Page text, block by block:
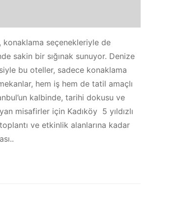
konaklama seçenekleriyle de
sakin bir sığınak sunuyor. Denize
bu oteller, sadece konaklama
hem iş hem de tatil amaçlı
kalbinde, tarihi dokusu ve
misafirler için Kadıköy 5 yıldızlı
ve etkinlik alanlarına kadar